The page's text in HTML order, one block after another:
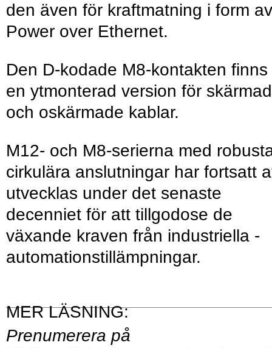
den även för kraftmatning i form av
Power over Ethernet.
Den D-kodade M8-kontakten finns
en ytmonterad version för
och oskärmade kablar.
M12- och M8-serierna med
cirku­lära anslutningar har fortsatt
utvecklas under det senaste
decenniet för att till­godose de
växande kraven från industriella ­
automationstillämpningar.
Prenumerera på